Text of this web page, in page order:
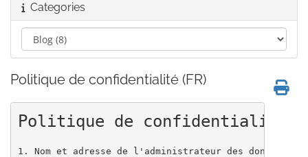
Categories
Politique de confidentialité (FR)
Politique de confidentialité
1. Nom et adresse de l'administrateur des données